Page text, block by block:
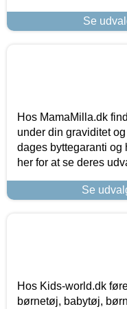
Se
Hos MamaMilla.dk
under din graviditet
dages byttegaranti og
her for at se deres
Se
Hos Kids-world.dk
børnetøj, babytøj,